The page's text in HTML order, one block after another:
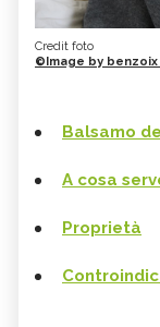
Credit foto
©Image by
Balsamo
A cosa
Proprietà